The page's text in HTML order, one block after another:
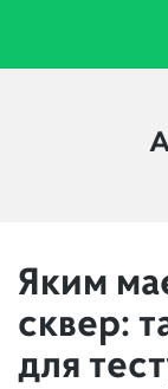
Яким
сквер:
для